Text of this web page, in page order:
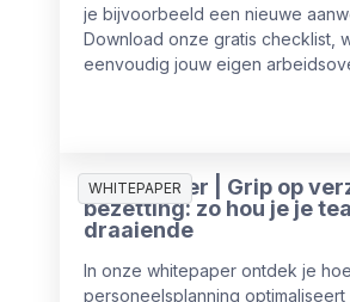
je bijvoorbeeld een nieuwe
Download onze gratis checklist,
eenvoudig jouw eigen
WHITEPAPER
Whitepaper | Grip op
bezetting: zo hou je je
draaiende
In onze whitepaper ontdek je
personeelsplanning optimaliseert